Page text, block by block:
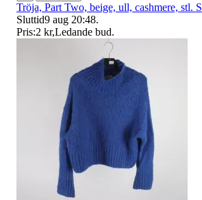
Tröja, Part Two, beige, ull, cashmere, stl. S
Sluttid9 aug 20:48.
Pris:2 kr,Ledande bud.